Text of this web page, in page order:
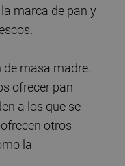
marca de pan y
de masa madre.
ofrecer pan
a los que se
otros
la